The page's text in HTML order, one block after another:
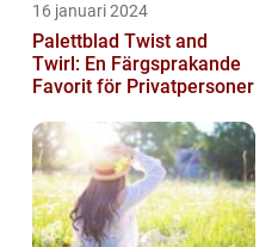
16 januari 2024
Palettblad Twist and
Twirl: En Färgsprakande
Favorit för Privatpersoner